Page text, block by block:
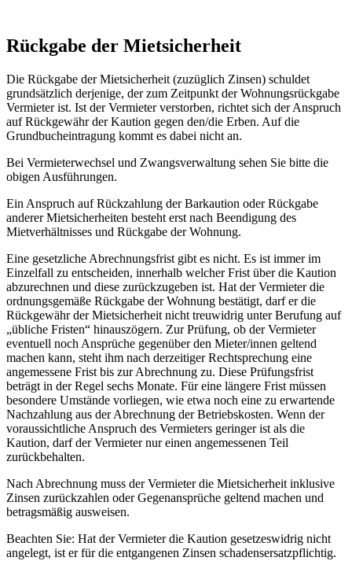
Rückgabe der Mietsicherheit
Die Rückgabe der Mietsicherheit (zuzüglich Zinsen) schuldet
grundsätzlich derjenige, der zum Zeitpunkt der Wohnungsrückgabe
Vermieter ist. Ist der Vermieter verstorben, richtet sich der Anspruch
auf Rückgewähr der Kaution gegen den/die Erben. Auf die
Grundbucheintragung kommt es dabei nicht an.
Bei Vermieterwechsel und Zwangsverwaltung sehen Sie bitte die
obigen Ausführungen.
Ein Anspruch auf Rückzahlung der Barkaution oder Rückgabe
anderer Mietsicherheiten besteht erst nach Beendigung des
Mietverhältnisses und Rückgabe der Wohnung.
Eine gesetzliche Abrechnungsfrist gibt es nicht. Es ist immer im
Einzelfall zu entscheiden, innerhalb welcher Frist über die Kaution
abzurechnen und diese zurückzugeben ist. Hat der Vermieter die
ordnungsgemäße Rückgabe der Wohnung bestätigt, darf er die
Rückgewähr der Mietsicherheit nicht treuwidrig unter Berufung auf
„übliche Fristen“ hinauszögern. Zur Prüfung, ob der Vermieter
eventuell noch Ansprüche gegenüber den Mieter/innen geltend
machen kann, steht ihm nach derzeitiger Rechtsprechung eine
angemessene Frist bis zur Abrechnung zu. Diese Prüfungsfrist
beträgt in der Regel sechs Monate. Für eine längere Frist müssen
besondere Umstände vorliegen, wie etwa noch eine zu erwartende
Nachzahlung aus der Abrechnung der Betriebskosten. Wenn der
voraussichtliche Anspruch des Vermieters geringer ist als die
Kaution, darf der Vermieter nur einen angemessenen Teil
zurückbehalten.
Nach Abrechnung muss der Vermieter die Mietsicherheit inklusive
Zinsen zurückzahlen oder Gegenansprüche geltend machen und
betragsmäßig ausweisen.
Beachten Sie: Hat der Vermieter die Kaution gesetzeswidrig nicht
angelegt, ist er für die entgangenen Zinsen schadensersatzpflichtig.